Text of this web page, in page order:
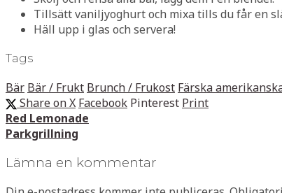
Tillsätt vaniljyoghurt och mixa tills du får en
Häll upp i glas och servera!
Tags
Bär Bär / Frukt Brunch / Frukost Färska
Share on X Facebook Pinterest Print
Red Lemonade
Parkgrillning
Lämna en kommentar